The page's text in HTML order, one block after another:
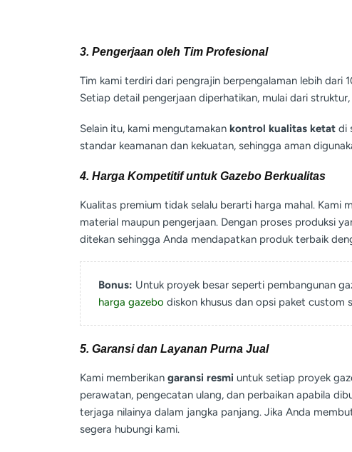
3. Pengerjaan oleh Tim Profesional
Tim kami terdiri dari pengrajin berpengalaman lebih
Setiap detail pengerjaan diperhatikan, mulai dari
Selain itu, kami mengutamakan kontrol kualitas ketat di
standar keamanan dan kekuatan, sehingga aman
4. Harga Kompetitif untuk Gazebo Berkualitas
Kualitas premium tidak selalu berarti harga mahal. Kami
material maupun pengerjaan. Dengan proses produksi
ditekan sehingga Anda mendapatkan produk terbaik
Bonus: Untuk proyek besar seperti pembangunan
harga gazebo diskon khusus dan opsi paket custom
5. Garansi dan Layanan Purna Jual
Kami memberikan garansi resmi untuk setiap proyek
perawatan, pengecatan ulang, dan perbaikan apabila
terjaga nilainya dalam jangka panjang. Jika Anda
segera hubungi kami.